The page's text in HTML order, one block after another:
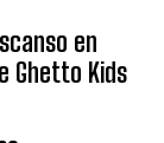
en
Ghetto Kids